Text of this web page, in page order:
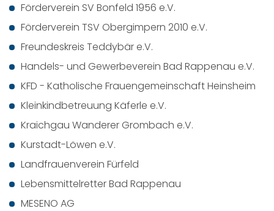
Förderverein SV Bonfeld 1956 e.V.
Förderverein TSV Obergimpern 2010 e.V.
Freundeskreis Teddybär e.V.
Handels- und Gewerbeverein Bad Rappenau e.V.
KFD - Katholische Frauengemeinschaft Heinsheim
Kleinkindbetreuung Käferle e.V.
Kraichgau Wanderer Grombach e.V.
Kurstadt-Löwen e.V.
Landfrauenverein Fürfeld
Lebensmittelretter Bad Rappenau
MESENO AG